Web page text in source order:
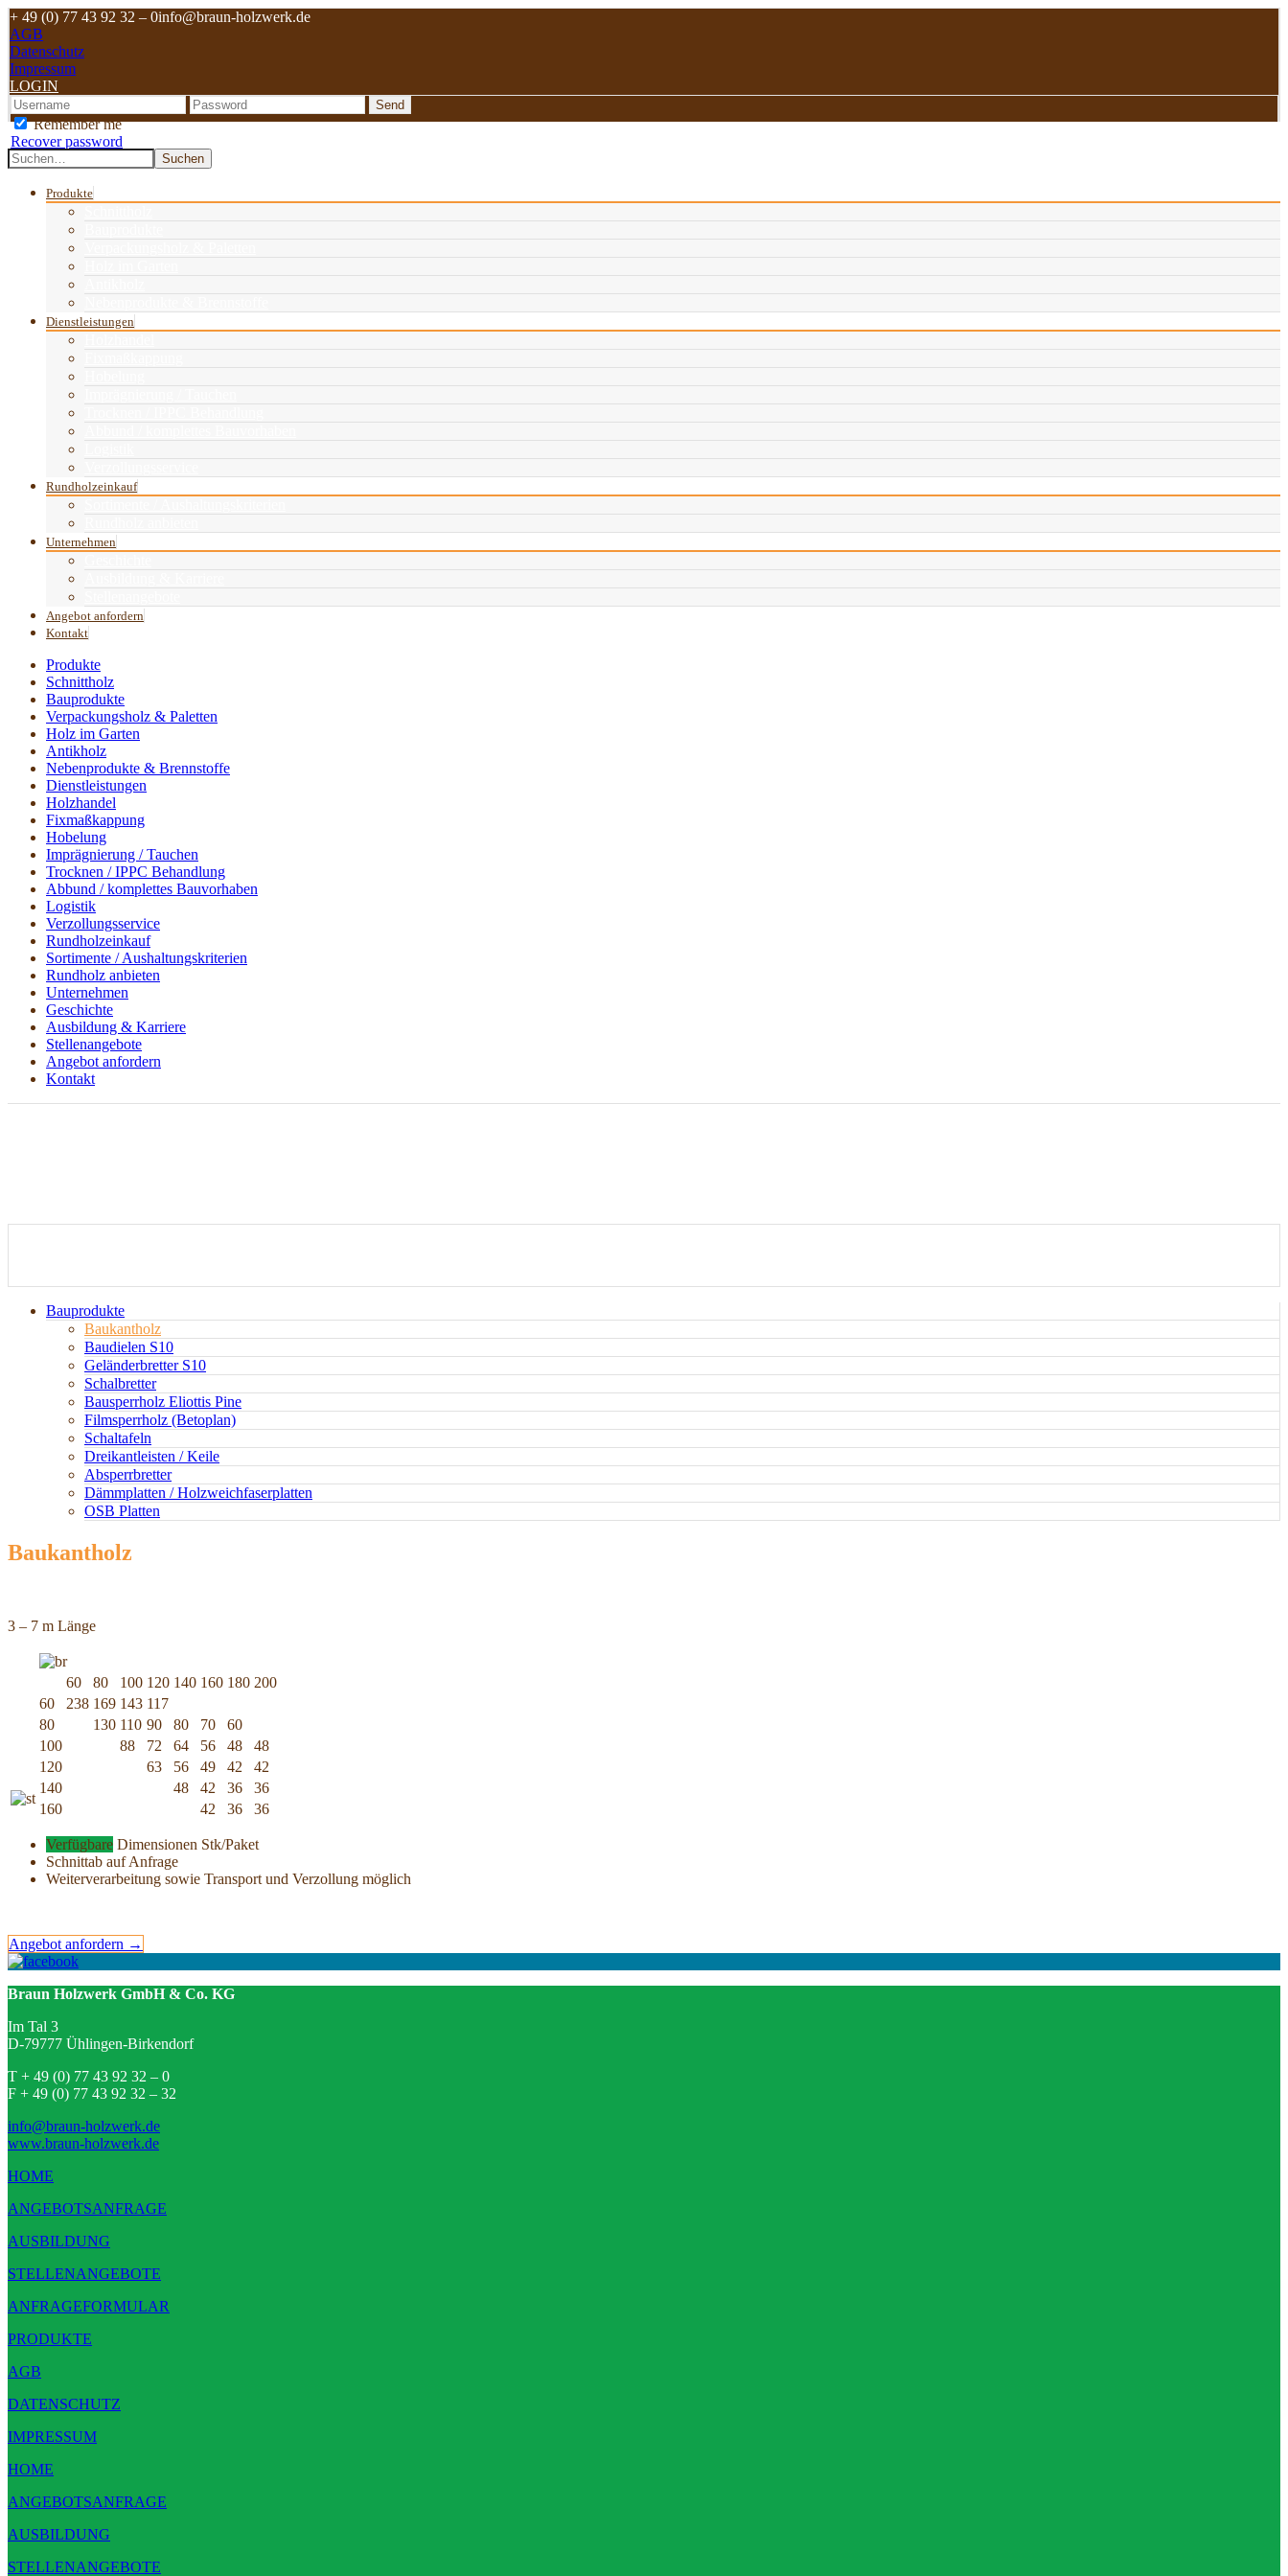
+ 49 (0) 77 43 92 32 – 0info@braun-holzwerk.de
AGB
Datenschutz
Impressum
LOGIN
Remember me
Recover password
Suchen
Produkte
Dienstleistungen
Rundholzeinkauf
Unternehmen
Angebot anfordern
Kontakt
Produkte
Schnittholz
Bauprodukte
Verpackungsholz & Paletten
Holz im Garten
Antikholz
Nebenprodukte & Brennstoffe
Dienstleistungen
Holzhandel
Fixmaßkappung
Hobelung
Imprägnierung / Tauchen
Trocknen / IPPC Behandlung
Abbund / komplettes Bauvorhaben
Logistik
Verzollungsservice
Rundholzeinkauf
Sortimente / Aushaltungskriterien
Rundholz anbieten
Unternehmen
Geschichte
Ausbildung & Karriere
Stellenangebote
Angebot anfordern
Kontakt
Bauprodukte
Baukantholz
Baudielen S10
Geländerbretter S10
Schalbretter
Bausperrholz Eliottis Pine
Filmsperrholz (Betoplan)
Schaltafeln
Dreikantleisten / Keile
Absperrbretter
Dämmplatten / Holzweichfaserplatten
OSB Platten
Baukantholz
3 – 7 m Länge
60 80 100 120 140 160 180 200
60
238 169 143 117
80
130 110 90 80 70
60
100
88 72 64 56 48
48
120
63 56 49 42
42
140
48 42 36
36
160
42 36 36
Verfügbare Dimensionen Stk/Paket
Schnittab auf Anfrage
Weiterverarbeitung sowie Transport und Verzollung möglich
Angebot anfordern →
Braun Holzwerk GmbH & Co. KG
Im Tal 3
D-79777 Ühlingen-Birkendorf
T + 49 (0) 77 43 92 32 – 0
F + 49 (0) 77 43 92 32 – 32
info@braun-holzwerk.de
www.braun-holzwerk.de
HOME
ANGEBOTSANFRAGE
AUSBILDUNG
STELLENANGEBOTE
ANFRAGEFORMULAR
PRODUKTE
AGB
DATENSCHUTZ
IMPRESSUM
HOME
ANGEBOTSANFRAGE
AUSBILDUNG
STELLENANGEBOTE